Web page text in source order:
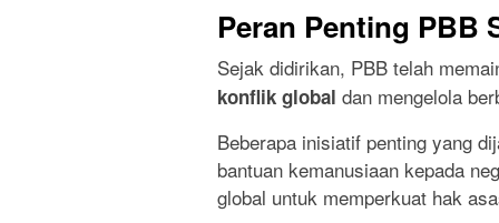
Peran Penting PBB
Sejak didirikan, PBB telah
konflik global dan mengelola
Beberapa inisiatif penting yang
bantuan kemanusiaan kepada
global untuk memperkuat hak